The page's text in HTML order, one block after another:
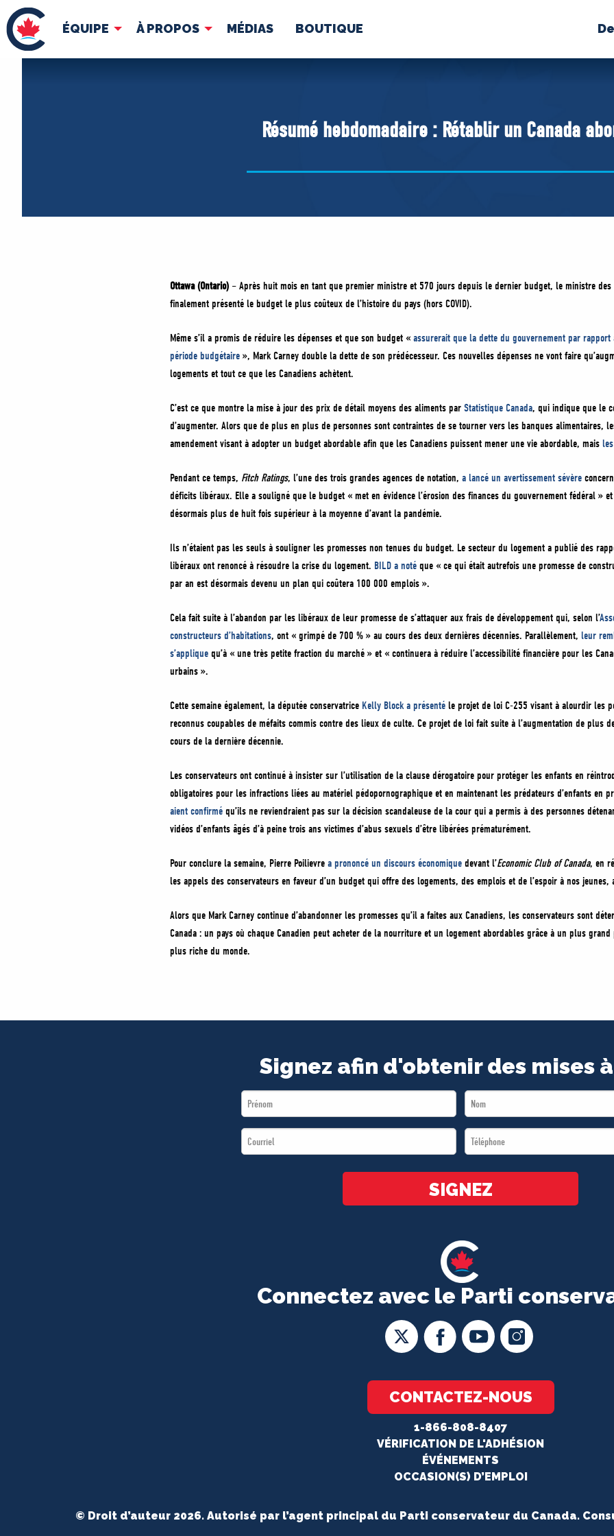
ÉQUIPE À PROPOS MÉDIAS BOUTIQUE
ÉQUIPE À PROPOS MÉDIAS
BOUTIQUE
Résumé hebdomadaire : Rétablir un Canada
Ottawa (Ontario) – Après huit mois en tant que premier ministre et 570 jours depuis le dernier budget, le ministre des
finalement présenté le budget le plus coûteux de l’histoire du pays (hors COVID).
Même s’il a promis de réduire les dépenses et que son budget « assurerait que la dette du gouvernement par
période budgétaire », Mark Carney double la dette de son prédécesseur. Ces nouvelles dépenses ne vont faire
logements et tout ce que les Canadiens achètent.
C’est ce que montre la mise à jour des prix de détail moyens des aliments par Statistique Canada, qui indique que le
d’augmenter. Alors que de plus en plus de personnes sont contraintes de se tourner vers les banques alimentaires,
amendement visant à adopter un budget abordable afin que les Canadiens puissent mener une vie abordable, mais
Pendant ce temps, Fitch Ratings, l’une des trois grandes agences de notation, a lancé un avertissement sévère
déficits libéraux. Elle a souligné que le budget « met en évidence l’érosion des finances du gouvernement fédéral »
désormais plus de huit fois supérieur à la moyenne d’avant la pandémie.
Ils n’étaient pas les seuls à souligner les promesses non tenues du budget. Le secteur du logement a publié des
libéraux ont renoncé à résoudre la crise du logement. BILD a noté que « ce qui était autrefois une promesse de
par an est désormais devenu un plan qui coûtera 100 000 emplois ».
Cela fait suite à l’abandon par les libéraux de leur promesse de s’attaquer aux frais de développement qui, selon l’
constructeurs d’habitations, ont « grimpé de 700 % » au cours des deux dernières décennies. Parallèlement, leur
s’applique qu’à « une très petite fraction du marché » et « continuera à réduire l’accessibilité financière pour les
urbains ».
Cette semaine également, la députée conservatrice Kelly Block a présenté le projet de loi C-255 visant à alourdir les
reconnus coupables de méfaits commis contre des lieux de culte. Ce projet de loi fait suite à l’augmentation de plus
cours de la dernière décennie.
Les conservateurs ont continué à insister sur l’utilisation de la clause dérogatoire pour protéger les enfants en
obligatoires pour les infractions liées au matériel pédopornographique et en maintenant les prédateurs d’enfants en
aient confirmé qu’ils ne reviendraient pas sur la décision scandaleuse de la cour qui a permis à des personnes
vidéos d’enfants âgés d’à peine trois ans victimes d’abus sexuels d’être libérées prématurément.
Pour conclure la semaine, Pierre Poilievre a prononcé un discours économique devant l’Economic Club of Canada, en
les appels des conservateurs en faveur d’un budget qui offre des logements, des emplois et de l’espoir à nos jeunes,
Alors que Mark Carney continue d’abandonner les promesses qu’il a faites aux Canadiens, les conservateurs sont
Canada : un pays où chaque Canadien peut acheter de la nourriture et un logement abordables grâce à un plus grand
plus riche du monde.
Connectez avec le Parti
CONTACTEZ-NOUS
1-866-808-8407
VÉRIFICATION DE L'ADHÉSION
ÉVÉNEMENTS
OCCASION(S) D’EMPLOI
Signez afin d'obtenir des mises
First
Name
Last
Name
Email
*
Téléphone
*
SIGNEZ
© Droit d’auteur 2026. Autorisé par l’agent principal du Parti conservateur du Canada.